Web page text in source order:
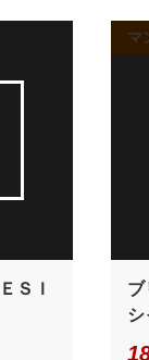
ＳＩ
マ
ブ
シ